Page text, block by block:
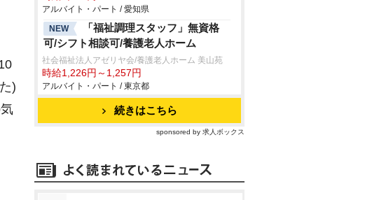
)
アルバイト・パート / 愛知県
NEW
「福祉調理スタッフ」無資格
可/シフト相談可/養護老人ホーム
社会福祉法人アゼリヤ会/養護老人ホーム 美山苑
時給1,226円～1,257円
アルバイト・パート / 東京都
続きはこちら
sponsored by 求人ボックス